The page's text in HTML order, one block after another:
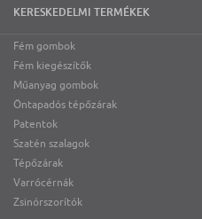
KERESKEDELMI TERMÉKEK
Fém gombok
Fém kiegészítők
Műanyag gombok
Öntapadós tépőzárak
Patentok
Szatén szalagok
Tépőzárak
Varrócérnák
Zsinórszorítók